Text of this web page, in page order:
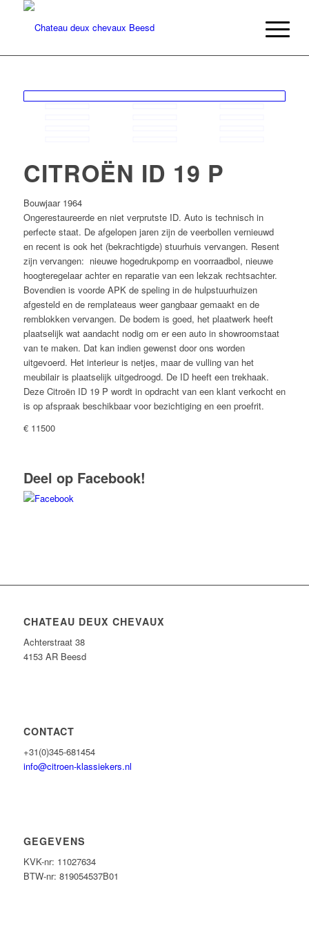
CITROËN ID 19 P
Bouwjaar 1964
Ongerestaureerde en niet verprutste ID. Auto is technisch in
perfecte staat. De afgelopen jaren zijn de veerbollen vernieuwd
en recent is ook het (bekrachtigde) stuurhuis vervangen. Resent
zijn vervangen: nieuwe hogedrukpomp en voorraadbol, nieuwe
hoogteregelaar achter en reparatie van een lekzak rechtsachter.
Bovendien is voorde APK de speling in de hulpstuurhuizen
afgesteld en de remplateaus weer gangbaar gemaakt en de
remblokken vervangen. De bodem is goed, het plaatwerk heeft
plaatselijk wat aandacht nodig om er een auto in showroomstaat
van te maken. Dat kan indien gewenst door ons worden
uitgevoerd. Het interieur is netjes, maar de vulling van het
meubilair is plaatselijk uitgedroogd. De ID heeft een trekhaak.
Deze Citroën ID 19 P wordt in opdracht van een klant verkocht en
is op afspraak beschikbaar voor bezichtiging en een proefrit.
€ 11500
Deel op Facebook!
CHATEAU DEUX CHEVAUX
Achterstraat 38
4153 AR Beesd
CONTACT
+31(0)345-681454
info@citroen-klassiekers.nl
GEGEVENS
KVK-nr: 11027634
BTW-nr: 819054537B01